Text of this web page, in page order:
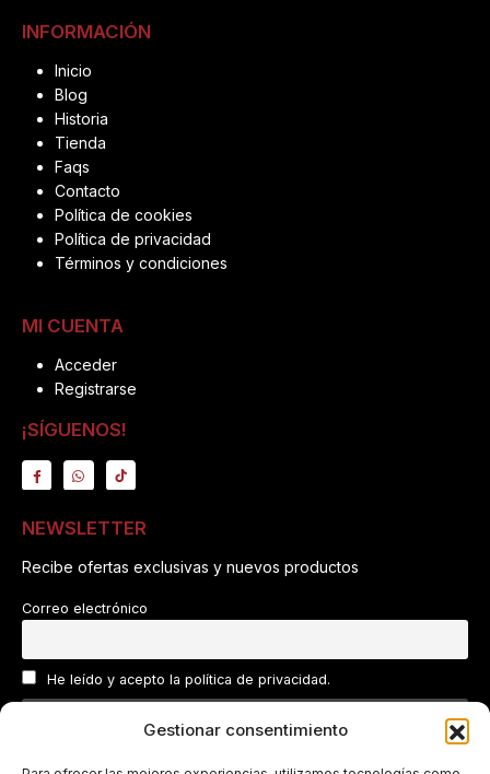
Gestionar consentimiento
INFORMACIÓN
Inicio
Blog
Historia
Tienda
Faqs
Contacto
Política de cookies
Política de privacidad
Términos y condiciones
MI CUENTA
Acceder
Registrarse
¡SÍGUENOS!
NEWSLETTER
Recibe ofertas exclusivas y nuevos productos
Correo electrónico
He leído y acepto la política de privacidad.